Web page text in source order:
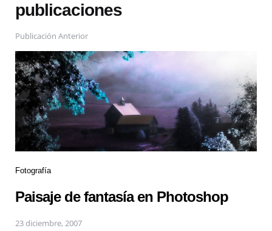
publicaciones
Publicación Anterior
Fotografía
Paisaje de fantasía en Photoshop
23 diciembre, 2007